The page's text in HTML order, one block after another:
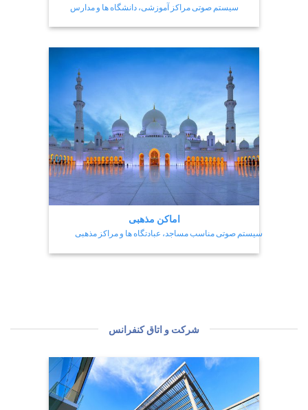
سیستم صوتی مراکز آموزشی، دانشگاه ها و مدارس
اماکن مذهبی
سیستم صوتی مناسب مساجد، عبادتگاه ها و مراکز مذهبی
شرکت و اتاق کنفرانس